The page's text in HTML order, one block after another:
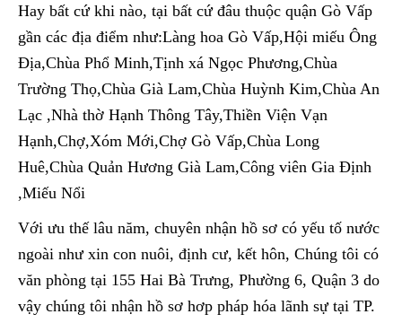
Hay bất cứ khi nào, tại bất cứ đâu thuộc quận Gò Vấp
gần các địa điểm như:Làng hoa Gò Vấp,Hội miếu Ông
Địa,Chùa Phổ Minh,Tịnh xá Ngọc Phương,Chùa
Trường Thọ,Chùa Già Lam,Chùa Huỳnh Kim,Chùa An
Lạc ,Nhà thờ Hạnh Thông Tây,Thiền Viện Vạn
Hạnh,Chợ,Xóm Mới,Chợ Gò Vấp,Chùa Long
Huê,Chùa Quản Hương Già Lam,Công viên Gia Định
,Miếu Nổi
Với ưu thế lâu năm, chuyên nhận hồ sơ có yếu tố nước
ngoài như xin con nuôi, định cư, kết hôn, Chúng tôi có
văn phòng tại 155 Hai Bà Trưng, Phường 6, Quận 3 do
vậy chúng tôi nhận hồ sơ hơp pháp hóa lãnh sự tại TP.